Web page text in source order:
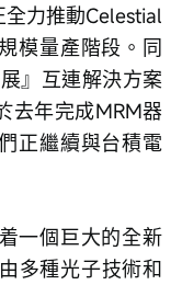
力推動Celestial
模量產階段。同
』互連解決方案
去年完成MRM器
正繼續與台積電
一個巨大的全新
多種光子技術和